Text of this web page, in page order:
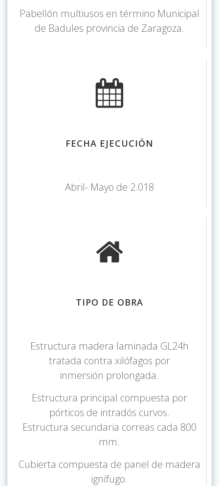
Pabellón multiusos en término Municipal
de Badules provincia de Zaragoza.
FECHA EJECUCIÓN
Abril- Mayo de 2.018
TIPO DE OBRA
Estructura madera laminada GL24h
tratada contra xilófagos por
inmersión prolongada.
Estructura principal compuesta por
pórticos de intradós curvos.
Estructura secundaria correas cada 800
mm.
Cubierta compuesta de panel de madera
ignífugo.